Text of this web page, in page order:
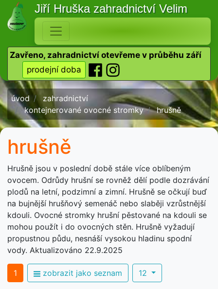
Jiří Hruška zahradnictví Velim
Zavřeno, zahradnictví otevřeme v průběhu září
prodejní doba
úvod
zahradnictví
kontejnerované ovocné stromky
hrušně
hrušně
Hrušně jsou v poslední době stále více oblíbeným
ovocem. Odrůdy hrušní se rovněž dělí podle dozrávání
plodů na letní, podzimní a zimní. Hrušně se očkují buď
na bujnější hrušňový semenáč nebo slaběji vzrůstnější
kdouli. Ovocné stromky hrušní pěstované na kdouli se
mohou použít i do ovocných stěn. Hrušně vyžadují
propustnou půdu, nesnáší vysokou hladinu spodní
vody. Aktualizováno 22.9.2025
1 zobrazit jako seznam 12